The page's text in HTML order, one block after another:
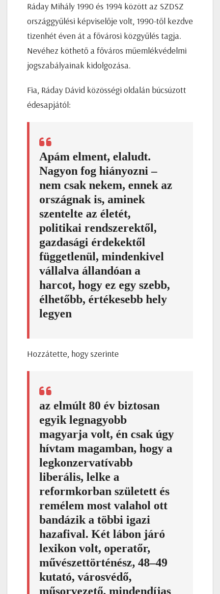
Ráday Mihály 1990 és 1994 között az SZDSZ
országgyűlési képviselője volt, 1990-től kezdve
tizenhét éven át a fővárosi közgyűlés tagja.
Nevéhez köthető a főváros műemlékvédelmi
jogszabályainak kidolgozása.
Fia, Ráday Dávid közösségi oldalán búcsúzott
édesapjától:
Apám elment, elaludt.
Nagyon fog hiányozni –
nem csak nekem, ennek az
országnak is, aminek
szentelte az életét,
politikai rendszerektől,
gazdasági érdekektől
függetlenül, mindenkivel
vállalva állandóan a
harcot, hogy ez egy szebb,
élhetőbb, értékesebb hely
legyen
Hozzátette, hogy szerinte
az elmúlt 80 év biztosan
egyik legnagyobb
magyarja volt, én csak úgy
hívtam magamban, hogy a
legkonzervatívabb
liberális, lelke a
reformkorban született és
remélem most valahol ott
bandázik a többi igazi
hazafival. Két lábon járó
lexikon volt, operatőr,
művészettörténész, 48–49
kutató, városvédő,
műsorvezető, mindendíjas